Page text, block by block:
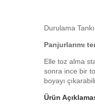
Durulama Tankı
Panjurlarımı
Elle toz alma
sonra ince bir
boyayı
Ürün